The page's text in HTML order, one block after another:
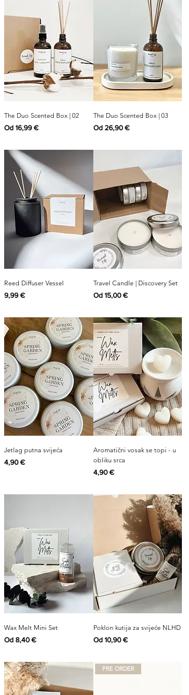
The Duo Scented Box | 02
Od 16,99 €
Cijena s popustom
The Duo Scented Box | 03
Od 26,90 €
Cijena s popustom
Reed Diffuser Vessel
Cijena
9,99 €
Travel Candle | Discovery Set
Od 15,00 €
Cijena s popustom
Jetlag putna svijeća
Cijena
4,90 €
Aromatični vosak se topi - u
obliku srca
Cijena
4,90 €
Wax Melt Mini Set
Od 8,40 €
Cijena s popustom
Poklon kutija za svijeće NLHD
Od 10,90 €
Cijena s popustom
PRE ORDER